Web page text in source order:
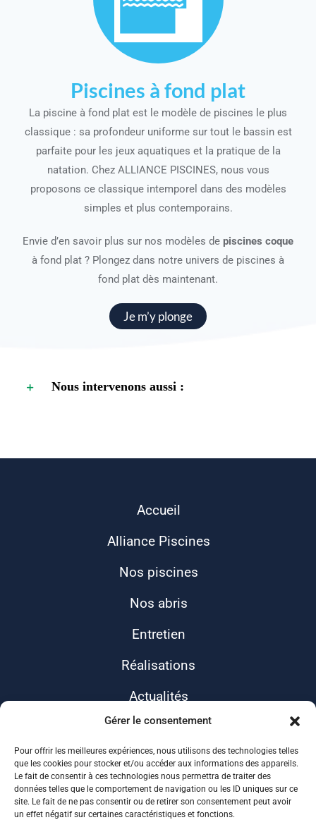
Gérer le consentement
Pour offrir les meilleures expériences, nous utilisons des technologies telles
que les cookies pour stocker et/ou accéder aux informations des appareils.
Le fait de consentir à ces technologies nous permettra de traiter des
données telles que le comportement de navigation ou les ID uniques sur ce
site. Le fait de ne pas consentir ou de retirer son consentement peut avoir
un effet négatif sur certaines caractéristiques et fonctions.
Piscines à fond plat
La piscine à fond plat est le modèle de piscines le plus
classique : sa profondeur uniforme sur tout le bassin est
parfaite pour les jeux aquatiques et la pratique de la
natation. Chez ALLIANCE PISCINES, nous vous
proposons ce classique intemporel dans des modèles
simples et plus contemporains.
Envie d’en savoir plus sur nos modèles de piscines coque
à fond plat ? Plongez dans notre univers de piscines à
fond plat dès maintenant.
Je m’y plonge
Nous intervenons aussi :
Accueil
Alliance Piscines
Nos piscines
Nos abris
Entretien
Réalisations
Actualités
Contact